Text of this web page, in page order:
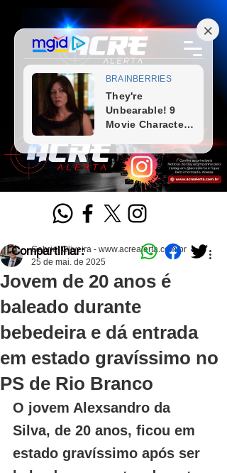
Jovem de 20 anos é
baleado durante
bebedeira e dá entrada
em estado gravíssimo no
PS de Rio Branco
Gabriel Oliveira - www.acrealerta.com.br
25 de mai. de 2025
O jovem Alexsandro da
Silva, de 20 anos, ficou em
estado gravíssimo após ser
Compartilhar: